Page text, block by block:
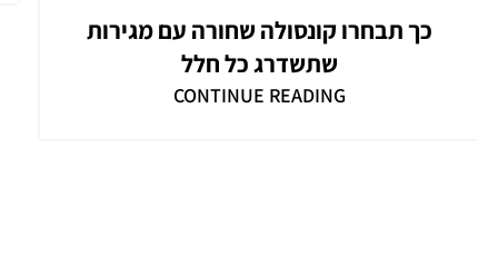
כך תבחרו קונסולה שחורה עם מגירות
שתשדרג כל חלל
CONTINUE READING